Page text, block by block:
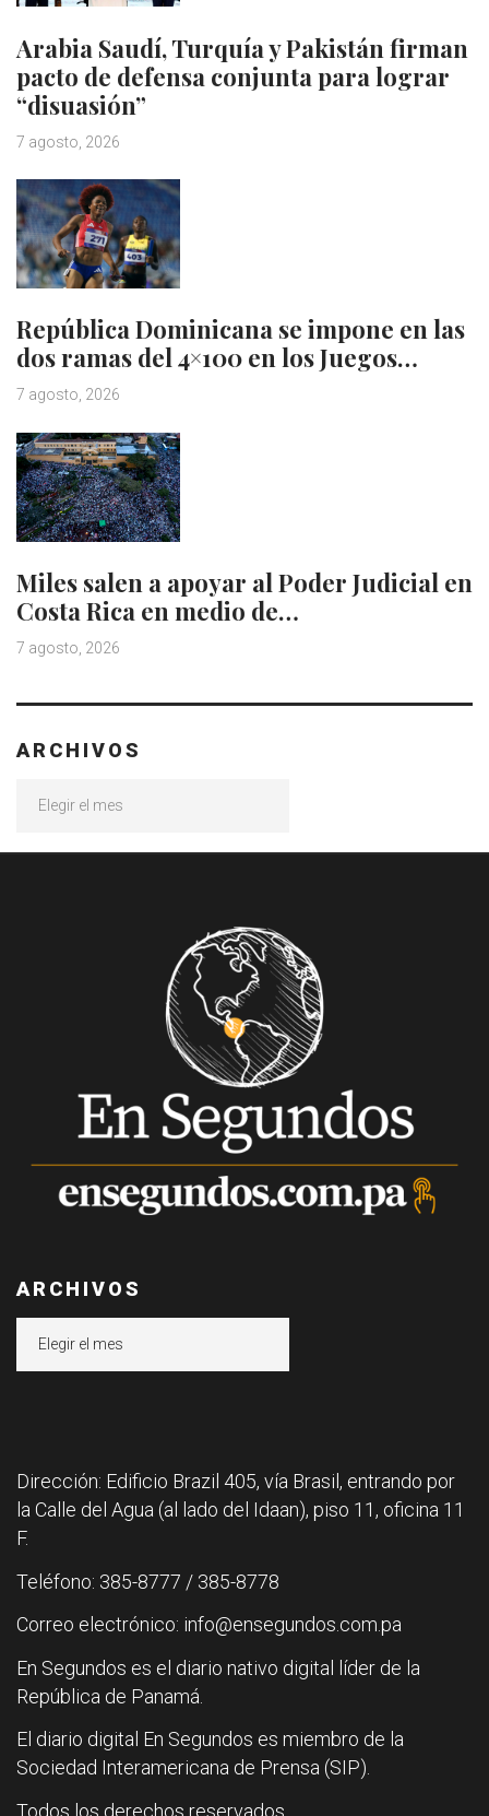
Arabia Saudí, Turquía y Pakistán firman
pacto de defensa conjunta para lograr
“disuasión”
7 agosto, 2026
República Dominicana se impone en las
dos ramas del 4×100 en los Juegos…
7 agosto, 2026
Miles salen a apoyar al Poder Judicial en
Costa Rica en medio de…
7 agosto, 2026
ARCHIVOS
ARCHIVOS
Dirección: Edificio Brazil 405, vía Brasil, entrando por
la Calle del Agua (al lado del Idaan), piso 11, oficina 11
F.
Teléfono: 385-8777 / 385-8778
Correo electrónico: info@ensegundos.com.pa
En Segundos es el diario nativo digital líder de la
República de Panamá.
El diario digital En Segundos es miembro de la
Sociedad Interamericana de Prensa (SIP).
Todos los derechos reservados.